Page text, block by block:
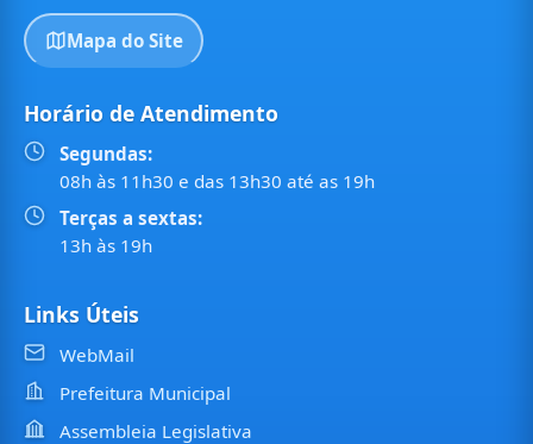
Mapa do Site
Horário de Atendimento
Segundas:
08h às 11h30 e das 13h30 até as 19h
Terças a sextas:
13h às 19h
Links Úteis
WebMail
Prefeitura Municipal
Assembleia Legislativa